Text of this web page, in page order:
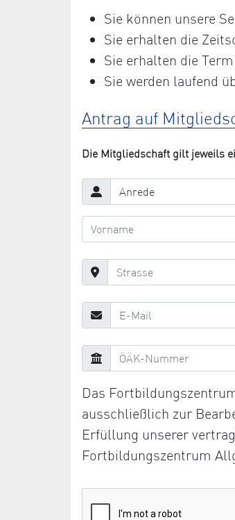
Sie können unsere
Sie erhalten die
Sie erhalten die
Sie werden laufend
Antrag auf
Die Mitgliedschaft gilt jeweils
Das
ausschließlich zur
Erfüllung unserer
Fortbildungszentrum